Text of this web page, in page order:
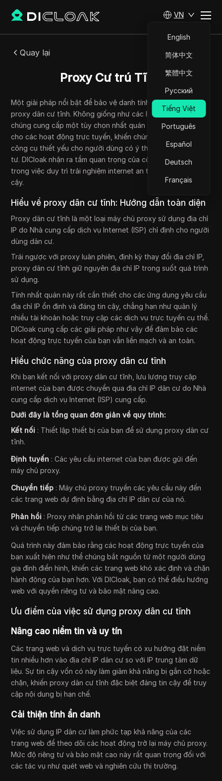
VN
English
简体中文
繁體中文
Русский
Tiếng Việt
Português
Español
Deutsch
Français
Quay lại
Proxy Cư trú Tĩnh
Một giải pháp nổi bật để bảo vệ danh tính kỹ thuật số là
proxy dân cư tĩnh. Không giống như các loại proxy khác,
chúng cung cấp một tùy chọn nhất quán và đáng tin cậy
cho các hoạt động trực tuyến, khiến chúng trở thành một
công cụ thiết yếu cho người dùng có ý thức về quyền riêng
tư. DICloak nhận ra tầm quan trọng của công nghệ như vậy
trong việc duy trì trải nghiệm internet an toàn và đáng tin
cậy.
Hiểu về proxy dân cư tĩnh: Hướng dẫn toàn diện
Proxy dân cư tĩnh là một loại máy chủ proxy sử dụng địa chỉ
IP do Nhà cung cấp dịch vụ Internet (ISP) chỉ định cho người
dùng dân cư.
Trái ngược với proxy luân phiên, định kỳ thay đổi địa chỉ IP,
proxy dân cư tĩnh giữ nguyên địa chỉ IP trong suốt quá trình
sử dụng.
Tính nhất quán này rất cần thiết cho các ứng dụng yêu cầu
địa chỉ IP ổn định và đáng tin cậy, chẳng hạn như quản lý
nhiều tài khoản hoặc truy cập các dịch vụ trực tuyến cụ thể.
DICloak cung cấp các giải pháp như vậy để đảm bảo các
hoạt động trực tuyến của bạn vẫn liền mạch và an toàn.
Hiểu chức năng của proxy dân cư tĩnh
Khi bạn kết nối với proxy dân cư tĩnh, lưu lượng truy cập
internet của bạn được chuyển qua địa chỉ IP dân cư do Nhà
cung cấp dịch vụ Internet (ISP) cung cấp.
Dưới đây là tổng quan đơn giản về quy trình:
Kết nối : Thiết lập thiết bị của bạn để sử dụng proxy dân cư
tĩnh.
Định tuyến : Các yêu cầu internet của bạn được gửi đến
máy chủ proxy.
Chuyển tiếp : Máy chủ proxy truyền các yêu cầu này đến
các trang web dự định bằng địa chỉ IP dân cư của nó.
Phản hồi : Proxy nhận phản hồi từ các trang web mục tiêu
và chuyển tiếp chúng trở lại thiết bị của bạn.
Quá trình này đảm bảo rằng các hoạt động trực tuyến của
bạn xuất hiện như thể chúng bắt nguồn từ một người dùng
gia đình điển hình, khiến các trang web khó xác định và chặn
hành động của bạn hơn. Với DICloak, bạn có thể điều hướng
web với quyền riêng tư và bảo mật nâng cao.
Ưu điểm của việc sử dụng proxy dân cư tĩnh
Nâng cao niềm tin và uy tín
Các trang web và dịch vụ trực tuyến có xu hướng đặt niềm
tin nhiều hơn vào địa chỉ IP dân cư so với IP trung tâm dữ
liệu. Sự tin cậy vốn có này làm giảm khả năng bị gắn cờ hoặc
chặn, khiến proxy dân cư tĩnh đặc biệt đáng tin cậy để truy
cập nội dung bị hạn chế.
Cải thiện tính ẩn danh
Việc sử dụng IP dân cư làm phức tạp khả năng của các
trang web để theo dõi các hoạt động trở lại máy chủ proxy.
Mức độ riêng tư và bảo mật cao này rất quan trọng đối với
các tác vụ như quét web và nghiên cứu thị trường.